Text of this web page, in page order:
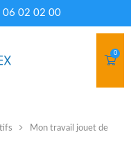
06 02 02 00
0
Mon travail jouet de